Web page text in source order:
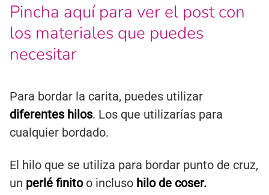
Pincha aquí para ver el post con
los materiales que puedes
necesitar
Para bordar la carita, puedes utilizar
diferentes hilos. Los que utilizarías para
cualquier bordado.
El hilo que se utiliza para bordar punto de cruz,
un perlé finitoo incluso hilo de coser.